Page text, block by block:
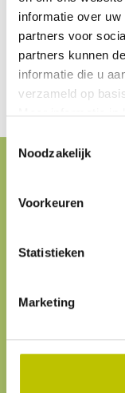
informatie over
partners voor
partners kunnen
informatie die u
verzameld op
Meer informatie in
Toestemmingsselectie
Noodzakelijk
Voorkeuren
Statistieken
Marketing
De waterslangetjes
verkrijgbaar.
gebruiksvriendelijk
de filters.
We
Je eigen